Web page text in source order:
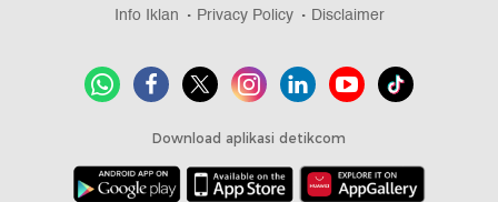
Info Iklan
Privacy Policy Disclaimer
Download aplikasi detikcom